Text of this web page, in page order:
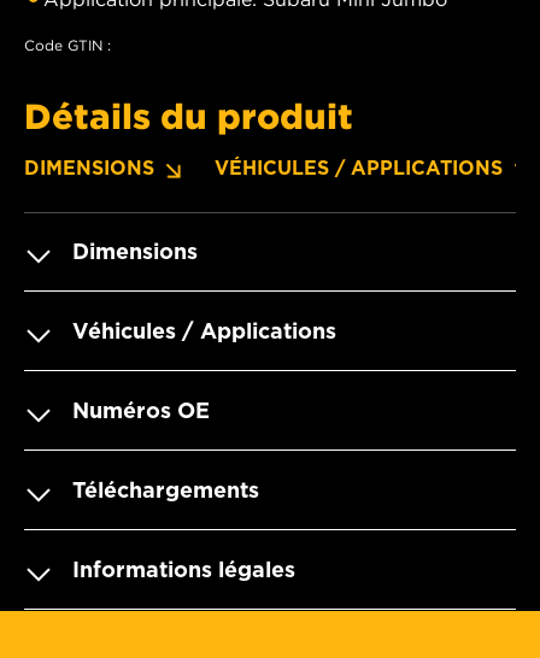
Code GTIN :
Détails du produit
DIMENSIONS VÉHICULES / APPLICATIONS
Dimensions
Véhicules / Applications
Numéros OE
Téléchargements
Informations légales